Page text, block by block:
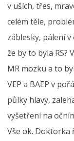
v uších, třes,
celém těle,
záblesky, pálení v
že by to byla RS?
MR mozku a to
VEP a BAEP v
půlky hlavy,
vyšetření na
Vše ok. Doktorka